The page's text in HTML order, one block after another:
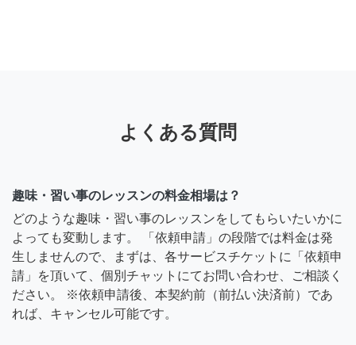
よくある質問
趣味・習い事のレッスンの料金相場は？
どのような趣味・習い事のレッスンをしてもらいたいかに
よっても変動します。 「依頼申請」の段階では料金は発
生しませんので、まずは、各サービスチケットに「依頼申
請」を頂いて、個別チャットにてお問い合わせ、ご相談く
ださい。 ※依頼申請後、本契約前（前払い決済前）であ
れば、キャンセル可能です。